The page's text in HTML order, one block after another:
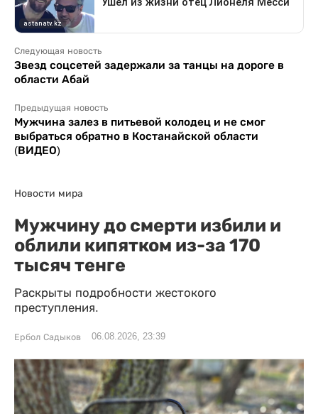
Следующая новость
Звезд соцсетей задержали за танцы на дороге в
области Абай
Предыдущая новость
Мужчина залез в питьевой колодец и не смог
выбраться обратно в Костанайской области
(ВИДЕО)
Новости мира
Мужчину до смерти избили и
облили кипятком из-за 170
тысяч тенге
Раскрыты подробности жестокого
преступления.
Ербол Садыков 06.08.2026, 23:39